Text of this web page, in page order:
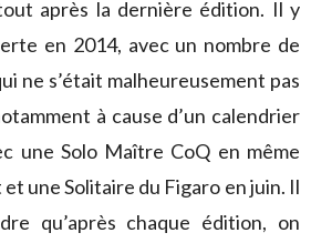
après la dernière édition. Il y
en 2014, avec un nombre de
ne s’était malheureusement pas
à cause d’un calendrier
une Solo Maître CoQ en même
une Solitaire du Figaro en juin. Il
qu’après chaque édition, on